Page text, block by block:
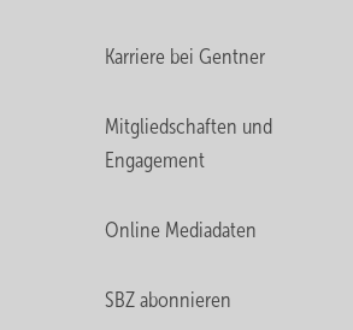
Karriere bei Gentner
Mitgliedschaften und
Engagement
Online Mediadaten
SBZ abonnieren